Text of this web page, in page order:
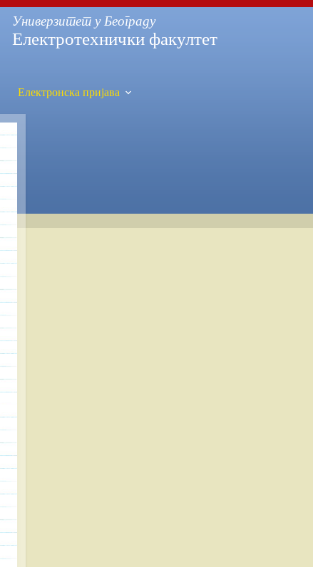
Универзитет у Београду
Електротехнички факултет
Електронска пријава